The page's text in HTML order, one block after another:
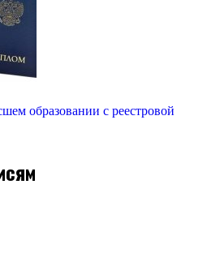
образовании с реестровой